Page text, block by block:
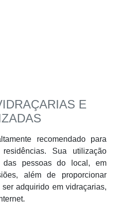
E
recomendado para
Sua utilização
pessoas do local, em
além de proporcionar
adquirido em vidraçarias,